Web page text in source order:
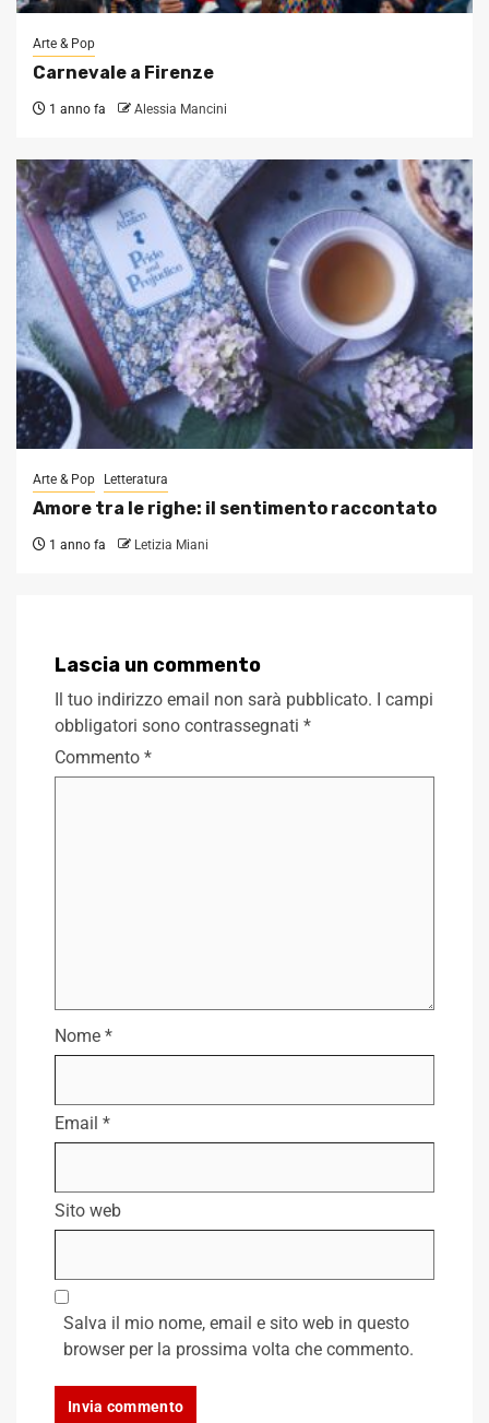
Arte & Pop
Carnevale a Firenze
1 anno fa Alessia Mancini
Arte & Pop Letteratura
Amore tra le righe: il sentimento raccontato
1 anno fa Letizia Miani
Lascia un commento
Il tuo indirizzo email non sarà pubblicato. I campi
obbligatori sono contrassegnati *
Commento *
Nome *
Email *
Sito web
Salva il mio nome, email e sito web in questo
browser per la prossima volta che commento.